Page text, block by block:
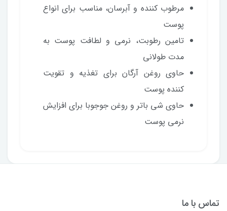
مرطوب کننده و آبرسان، مناسب برای انواع
پوست
تامين رطوبت، نرمي و لطافت پوست به
مدت طولاني
حاوی روغن آرگان برای تغذیه و تقویت
کننده پوست
حاوی شی باتر و روغن جوجوبا برای افزایش
نرمی پوست
تماس با ما